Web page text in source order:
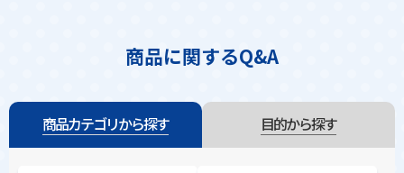
商品に関するQ&A
商品カテゴリから探す 目的から探す